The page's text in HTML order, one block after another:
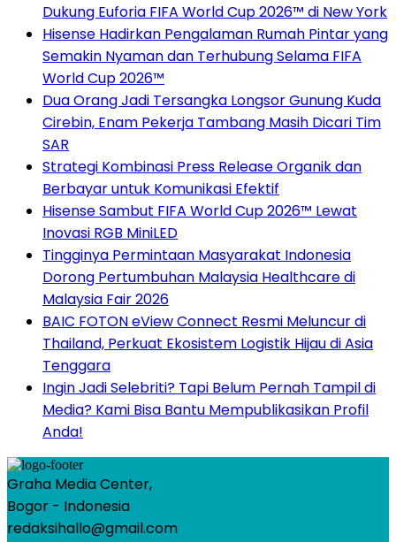
Dukung Euforia FIFA World Cup 2026™ di New York
Hisense Hadirkan Pengalaman Rumah Pintar yang
Semakin Nyaman dan Terhubung Selama FIFA
World Cup 2026™
Dua Orang Jadi Tersangka Longsor Gunung Kuda
Cirebin, Enam Pekerja Tambang Masih Dicari Tim
SAR
Strategi Kombinasi Press Release Organik dan
Berbayar untuk Komunikasi Efektif
Hisense Sambut FIFA World Cup 2026™ Lewat
Inovasi RGB MiniLED
Tingginya Permintaan Masyarakat Indonesia
Dorong Pertumbuhan Malaysia Healthcare di
Malaysia Fair 2026
BAIC FOTON eView Connect Resmi Meluncur di
Thailand, Perkuat Ekosistem Logistik Hijau di Asia
Tenggara
Ingin Jadi Selebriti? Tapi Belum Pernah Tampil di
Media? Kami Bisa Bantu Mempublikasikan Profil
Anda!
Graha Media Center,
Bogor - Indonesia
redaksihallo@gmail.com